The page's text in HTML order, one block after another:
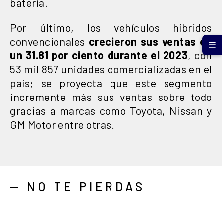
Por último, los vehículos híbridos
convencionales crecieron sus ventas en
un 31.81 por ciento durante el 2023, con
53 mil 857 unidades comercializadas en el
país; se proyecta que este segmento
incremente más sus ventas sobre todo
gracias a marcas como Toyota, Nissan y
GM Motor entre otras.
— NO TE PIERDAS
☰